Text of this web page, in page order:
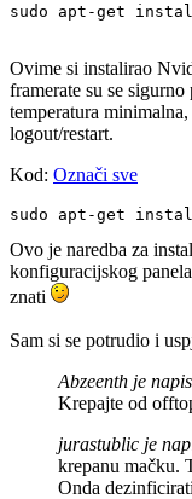
sudo apt-get
Ovime si instalirao
framerate su se
temperatura
logout/restart.
Kod: Označi sve
sudo apt-get
Ovo je naredba za
konfiguracijskog
znati
Sam si se potrudio i
Abzeenth je
Krepajte od
jurastublic je
krepanu mačku.
Onda